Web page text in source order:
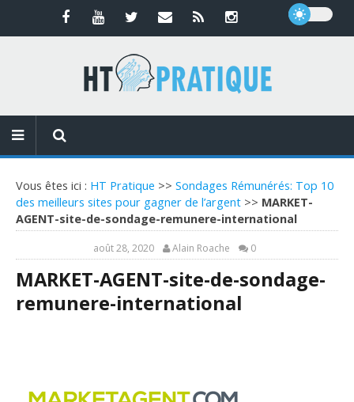
Vous êtes ici : HT Pratique >> Sondages Rémunérés: Top 10
des meilleurs sites pour gagner de l’argent >> MARKET-
AGENT-site-de-sondage-remunere-international
août 28, 2020 Alain Roache 0
MARKET-AGENT-site-de-sondage-
remunere-international